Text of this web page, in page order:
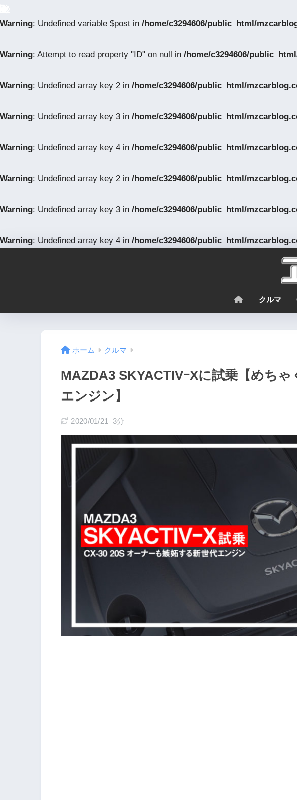
Warning: Undefined variable $post in /home/c3294606/public_html/
Warning: Attempt to read property "ID" on null in /home/c3294606/
Warning: Undefined array key 2 in /home/c3294606/public_html/
Warning: Undefined array key 3 in /home/c3294606/public_html/
Warning: Undefined array key 4 in /home/c3294606/public_html/
Warning: Undefined array key 2 in /home/c3294606/public_html/
Warning: Undefined array key 3 in /home/c3294606/public_html/
Warning: Undefined array key 4 in /home/c3294606/public_html/
クルマ
ホーム クルマ
MAZDA3 SKYACTIVｰXに試乗【めち
エンジン】
2020/01/21 3分